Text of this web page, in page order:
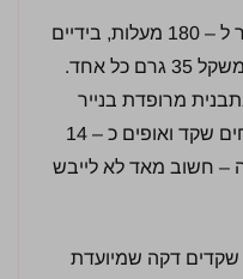
למחרת, מחממים תנור ל – 180 מעלות, בידיים
לחות יוצרים כדורים במשקל 35 גרם כל אחד.
מרופדת בנייר
אפיה, על כל כדור מניחים שקד ואופים כ – 14
– חשוב מאד לא לייבש
שקדים דקה שמיועדת